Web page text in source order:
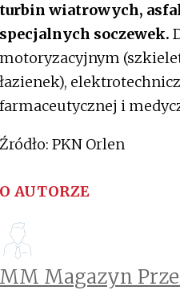
turbin wiatrowych,
specjalnych soczewek.
motoryzacyjnym
łazienek),
farmaceutycznej i
Źródło: PKN Orlen
O AUTORZE
MM Magazyn